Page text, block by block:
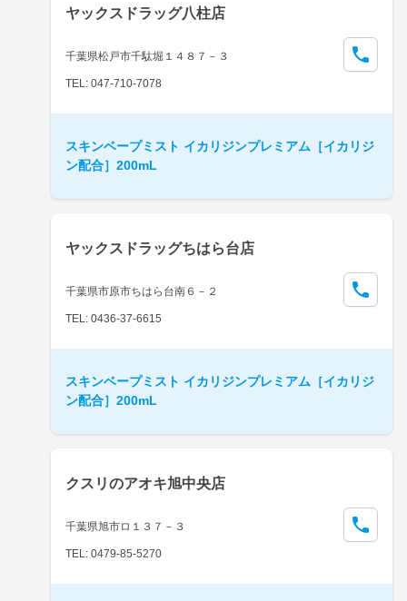
ヤックスドラッグ八柱店
千葉県松戸市千駄堀１４８７－３
TEL: 047-710-7078
スキンベープミスト イカリジンプレミアム［イカリジ
ン配合］200mL
ヤックスドラッグちはら台店
千葉県市原市ちはら台南６－２
TEL: 0436-37-6615
スキンベープミスト イカリジンプレミアム［イカリジ
ン配合］200mL
クスリのアオキ旭中央店
千葉県旭市ロ１３７－３
TEL: 0479-85-5270